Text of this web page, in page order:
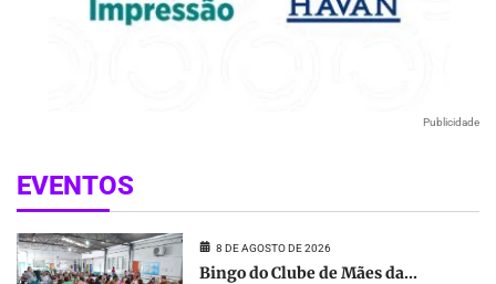
Publicidade
EVENTOS
8 DE AGOSTO DE 2026
Bingo do Clube de Mães da...